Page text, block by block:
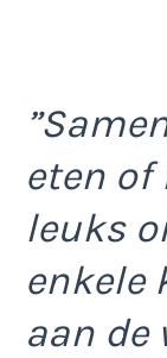
eten of
leuks
enkele
aan de